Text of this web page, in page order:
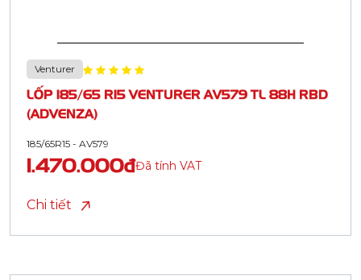
Venturer
LỐP 185/65 R15 VENTURER AV579 TL 88H RBD
(ADVENZA)
185/65R15 - AV579
1.470.000đĐã tính VAT
Chi tiết